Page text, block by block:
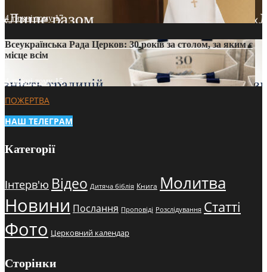
4 тижні тому17
Всеукраїнська Рада Церков: 30 років за столом, за яким є
місце всім
4 тижні тому15
ПОЖЕРТВА
НАШ ТЕЛЕГРАМ
Категорії
Інтерв'ю Відео Дитяча біблія Книга Молитва
Новини Послання Проповіді Розслідування Статті
Фото Церковний календар
Сторінки